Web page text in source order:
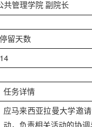
共管理学院 副院长
停留天数
14
任务详情
应马来西亚拉曼大学邀请
动，负责相关活动的协